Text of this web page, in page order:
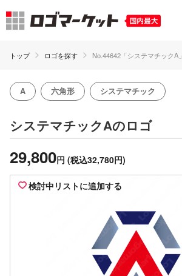
トップ ロゴを探す No.44642「システマチックA」
A 六角形 システマチック
システマチックAのロゴ
29,800円 (税込32,780円)
検討中リストに追加する